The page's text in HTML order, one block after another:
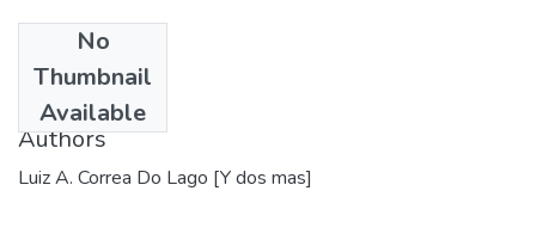
No
Thumbnail
Available
1979
Authors
Luiz A. Correa Do Lago [Y dos mas]